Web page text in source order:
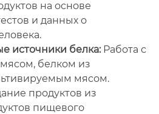
на основе
и данных о
источники белка:Работа с
белком из
мясом.
продуктов из
пищевого